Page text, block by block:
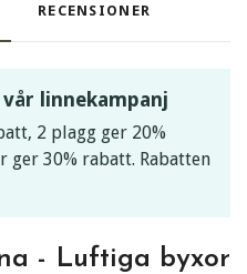
RECENSIONER
linnekampanj
2 plagg ger 20%
30% rabatt. Rabatten
- Luftiga byxor